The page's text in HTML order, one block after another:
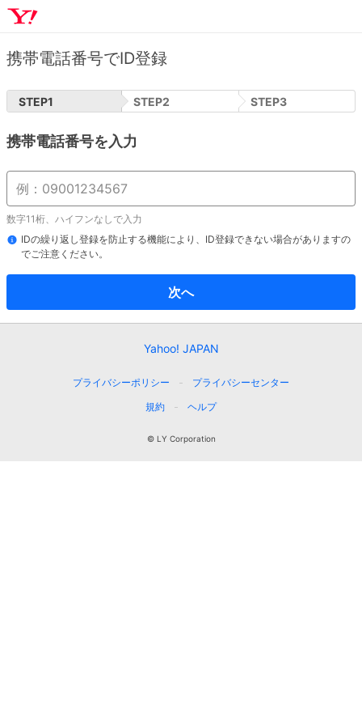
携帯電話番号でID登録
STEP1 STEP2 STEP3
携帯電話番号を入力
数字11桁、ハイフンなしで入力
IDの繰り返し登録を防止する機能により、ID登録できない場合がありますの
でご注意ください。
次へ
Yahoo! JAPAN
プライバシーポリシー
プライバシーセンター
規約
ヘルプ
© LY Corporation